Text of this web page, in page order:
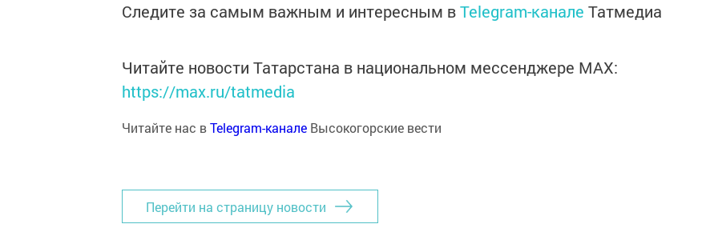
Следите за самым важным и интересным вTelegram-канале Татмедиа
Читайте новости Татарстана в национальном мессенджере MАХ:
https://max.ru/tatmedia
Читайте нас вTelegram-канале Высокогорские вести
Перейти на страницу новости